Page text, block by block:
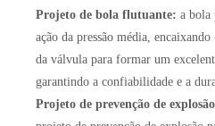
Projeto de bola flutuante: a bola
ação da pressão média,
da válvula para formar um
garantindo a confiabilidade e a
Projeto de prevenção de